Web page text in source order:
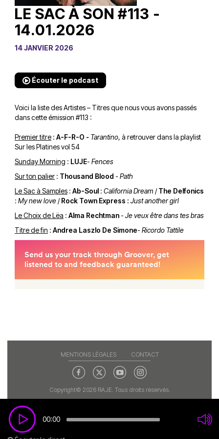
LE SAC À SON #113 -
14.01.2026
14 JANVIER 2026
Écouter le podcast
Voici la liste des Artistes – Titres que nous vous avons passés
dans cette émission #113 :
Premier titre : A-F-R-O - Tarantino, à retrouver dans la playlist
Sur les Platines vol 54
Sunday Morning : LUJE- Fences
Sur ton palier : Thousand Blood - Path
Le Sac à Samples : Ab-Soul : California Dream /The Delfonics
: My new love/Rock Town Express : Just another girl
Le Choix de Lëa : Alma Rechtman - Je veux être dans tes bras
Titre de fin : Andrea Laszlo De Simone- Ricordo Tattile
00:00
MENTIONS LÉGALES CONTACT
Copyright© 2026 RAJE. Tous droits réservés.